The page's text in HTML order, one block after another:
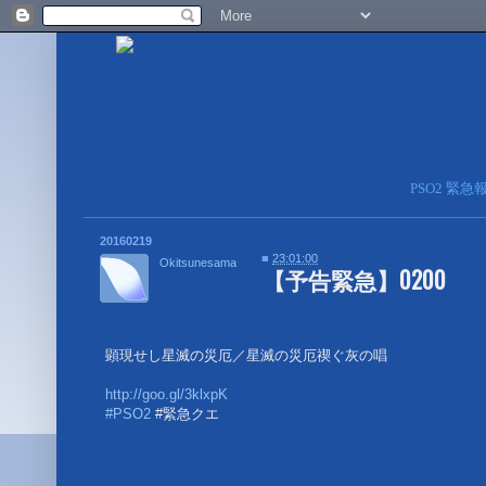
PSO2 緊急
20160219
【予告緊急】0200
顕現せし星滅の災厄／星滅の災厄禊ぐ灰の唱
http://goo.gl/3klxpK
#PSO2 #緊急クエ
Okitsunesama ■23:01:00